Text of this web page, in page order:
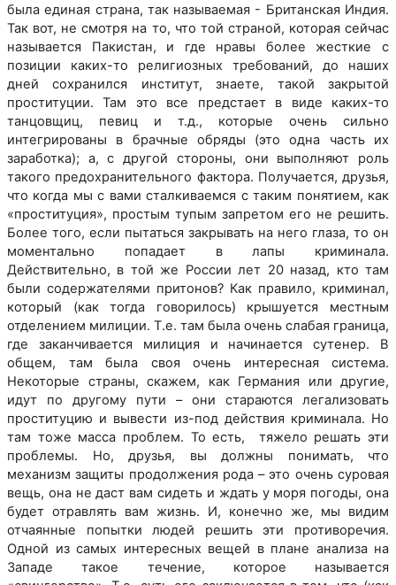
была единая страна, так называемая - Британская Индия.
Так вот, не смотря на то, что той страной, которая сейчас
называется Пакистан, и где нравы более жесткие с
позиции каких-то религиозных требований, до наших
дней сохранился институт, знаете, такой закрытой
проституции. Там это все предстает в виде каких-то
танцовщиц, певиц и т.д., которые очень сильно
интегрированы в брачные обряды (это одна часть их
заработка); а, с другой стороны, они выполняют роль
такого предохранительного фактора. Получается, друзья,
что когда мы с вами сталкиваемся с таким понятием, как
«проституция», простым тупым запретом его не решить.
Более того, если пытаться закрывать на него глаза, то он
моментально попадает в лапы криминала.
Действительно, в той же России лет 20 назад, кто там
были содержателями притонов? Как правило, криминал,
который (как тогда говорилось) крышуется местным
отделением милиции. Т.е. там была очень слабая граница,
где заканчивается милиция и начинается сутенер. В
общем, там была своя очень интересная система.
Некоторые страны, скажем, как Германия или другие,
идут по другому пути – они стараются легализовать
проституцию и вывести из-под действия криминала. Но
там тоже масса проблем. То есть, тяжело решать эти
проблемы. Но, друзья, вы должны понимать, что
механизм защиты продолжения рода – это очень суровая
вещь, она не даст вам сидеть и ждать у моря погоды, она
будет отравлять вам жизнь. И, конечно же, мы видим
отчаянные попытки людей решить эти противоречия.
Одной из самых интересных вещей в плане анализа на
Западе такое течение, которое называется